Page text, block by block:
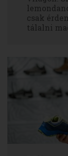
csak
tálalni